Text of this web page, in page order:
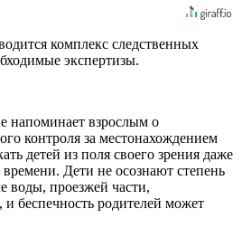
комплекс следственных
экспертизы.
напоминает взрослым о
контроля за местонахождением
детей из поля своего зрения даже
Дети не осознают степень
воды, проезжей части,
и беспечность родителей может